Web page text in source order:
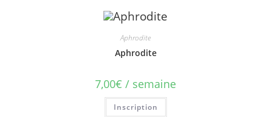
Aphrodite
Aphrodite
7,00€ / semaine
Inscription